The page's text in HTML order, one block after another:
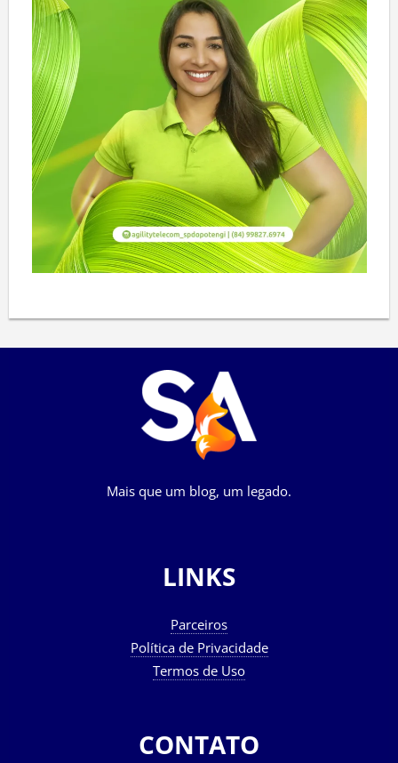
Mais que um blog, um legado.
LINKS
Parceiros
Política de Privacidade
Termos de Uso
CONTATO